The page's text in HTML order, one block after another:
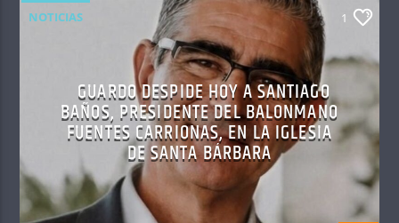
NOTICIAS 1
GUARDO DESPIDE HOY A SANTIAGO
BAÑOS, PRESIDENTE DEL BALONMANO
FUENTES CARRIONAS, EN LA IGLESIA
DE SANTA BÁRBARA